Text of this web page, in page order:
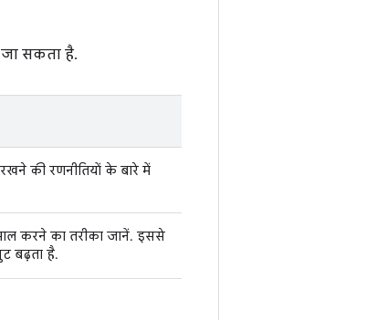
सकता है.
की रणनीतियों के बारे में
करने का तरीका जानें. इससे
बढ़ता है.